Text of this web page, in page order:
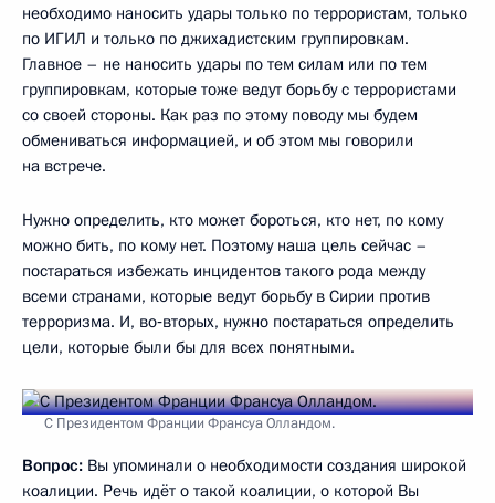
необходимо наносить удары только по террористам, только
по ИГИЛ и только по джихадистским группировкам.
Главное – не наносить удары по тем силам или по тем
группировкам, которые тоже ведут борьбу с террористами
со своей стороны. Как раз по этому поводу мы будем
обмениваться информацией, и об этом мы говорили
на встрече.
Нужно определить, кто может бороться, кто нет, по кому
можно бить, по кому нет. Поэтому наша цель сейчас –
постараться избежать инцидентов такого рода между
всеми странами, которые ведут борьбу в Сирии против
терроризма. И, во‑вторых, нужно постараться определить
цели, которые были бы для всех понятными.
С Президентом Франции Франсуа Олландом.
Вопрос: Вы упоминали о необходимости создания широкой
коалиции. Речь идёт о такой коалиции, о которой Вы